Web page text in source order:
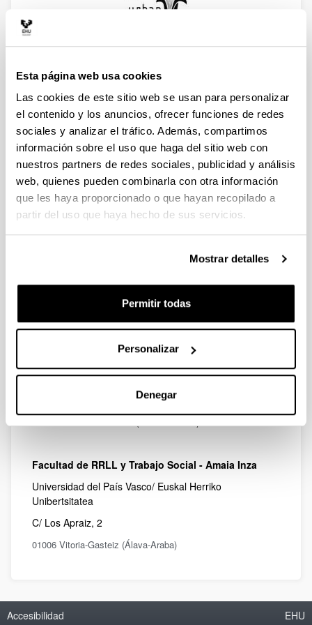
Esta página web usa cookies
Las cookies de este sitio web se usan para personalizar
el contenido y los anuncios, ofrecer funciones de redes
sociales y analizar el tráfico. Además, compartimos
información sobre el uso que haga del sitio web con
nuestros partners de redes sociales, publicidad y análisis
web, quienes pueden combinarla con otra información
que les haya proporcionado o que hayan recopilado a
partir del uso que haya hecho de sus servicios.
Mostrar detalles
Permitir todas
Personalizar
Denegar
URBAN ELIKA - ELIKAGAIAK DENONTZAT
info.urban-elika@ehu.eus
URBAN ELIKA
Facultad de Ciencias Sociales y de la
Comunicación - Leire Escajedo
Leioa-Erandio 48940 - Bizkaia
Facultad de Farmacia - Ester Suñén
Unibertsitatea
Paseo de la Universidad 7
Facultad de RRLL y Trabajo Social - Amaia Inza
Universidad del País Vasco/ Euskal Herriko
Unibertsitatea
C/ Los Apraiz, 2
01006 Vitoria-Gasteiz (Álava-Araba)
Accesibilidad EHU